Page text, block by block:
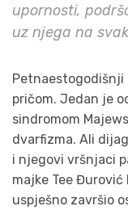
upornosti,
uz njega na
Petnaestogodišnji
pričom. Jedan je
sindromom
dvarfizma. Ali
i njegovi vršnjaci
majke Tee
uspješno završio